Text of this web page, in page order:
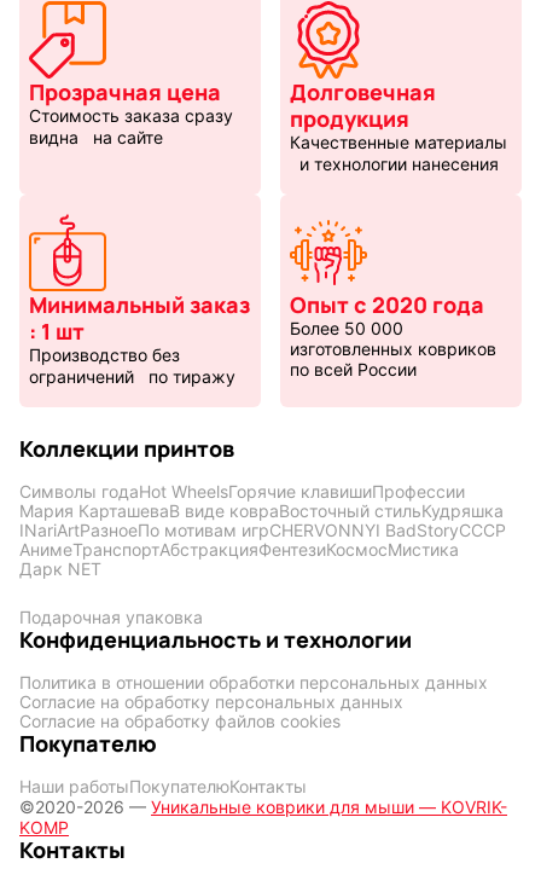
Прозрачная цена
Стоимость заказа сразу
видна на сайте
Долговечная
продукция
Качественные материалы
и технологии нанесения
Минимальный заказ
: 1 шт
Производство без
ограничений по тиражу
Опыт с 2020 года
Более 50 000
изготовленных ковриков
по всей России
Коллекции принтов
Символы годаHot WheelsГорячие клавишиПрофессии
Мария КарташеваВ виде ковраВосточный стильКудряшка
INariArtРазноеПо мотивам игрCHERVONNYI BadStoryСССР
АнимеТранспортАбстракцияФентезиКосмосМистика
Дарк NET
Подарочная упаковка
Конфиденциальность и технологии
Политика в отношении обработки персональных данных
Согласие на обработку персональных данных
Согласие на обработку файлов cookies
Покупателю
Наши работыПокупателюКонтакты
©2020-2026 — Уникальные коврики для мыши — KOVRIK-
KOMP
Контакты